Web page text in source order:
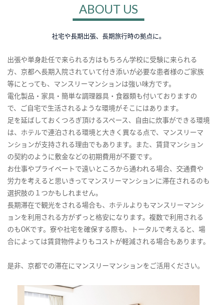
ABOUT US
社宅や長期出張、長期旅行時の拠点に。
出張や単身赴任で来られる方はもちろん学校に受験に来られる
方、京都へ長期入院されていて付き添いが必要な患者様のご家族
等にとっても、マンスリーマンションは強い味方です。
電化製品・家具・簡単な調理器具・食器類も付いておりますの
で、ご自宅で生活されるような環境がそこにはあります。
足を延ばしておくつろぎ頂けるスペース、自由に炊事ができる環境
は、ホテルで連泊される環境と大きく異なる点で、マンスリーマ
ンションが支持される理由でもあります。また、賃貸マンション
の契約のように敷金などの初期費用が不要です。
お仕事やプライベートで遠いところから通われる場合、交通費や
労力を考えると思いきってマンスリーマンションに滞在されるのも
選択肢の１つかもしれません。
長期滞在で観光をされる場合も、ホテルよりもマンスリーマンシ
ョンを利用される方がずっと格安になります。複数で利用される
のもOKです。寮や社宅を確保する際も、トータルで考えると、場
合によっては賃貸物件よりもコストが軽減される場合もあります。
是非、京都での滞在にマンスリーマンションをご活用ください。